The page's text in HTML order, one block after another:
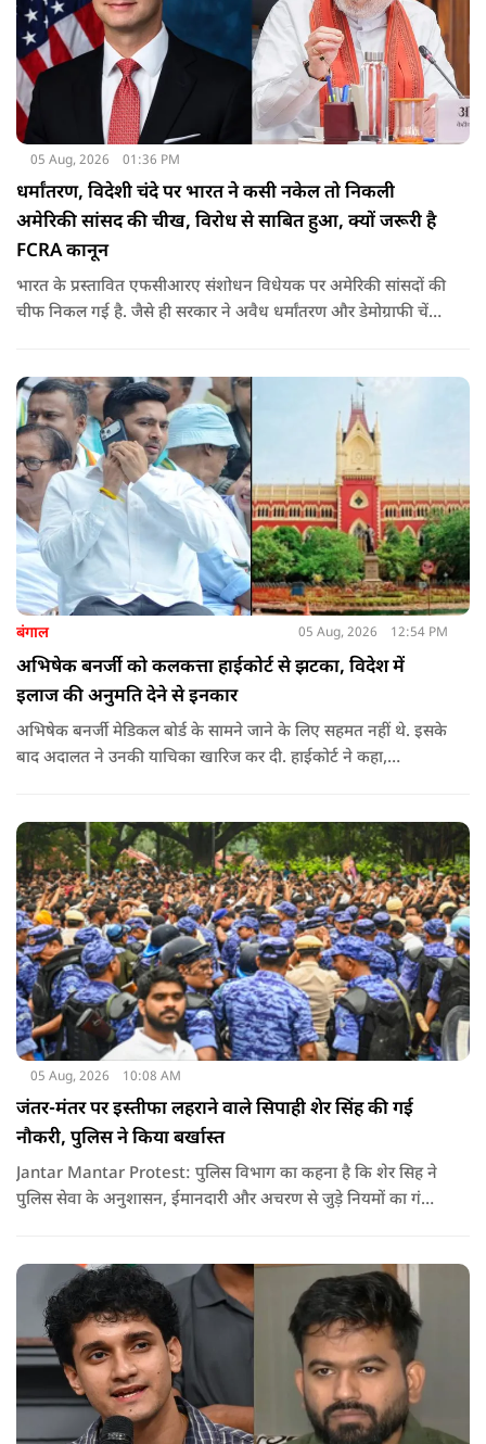
05 Aug, 2026 01:36 PM
धर्मांतरण, विदेशी चंदे पर भारत ने कसी नकेल तो निकली
अमेरिकी सांसद की चीख, विरोध से साबित हुआ, क्यों जरूरी है
FCRA कानून
भारत के प्रस्तावित एफसीआरए संशोधन विधेयक पर अमेरिकी सांसदों की
चीफ निकल गई है. जैसे ही सरकार ने अवैध धर्मांतरण और डेमोग्राफी चेंज
जरूरी है.
बंगाल 05 Aug, 2026 12:54 PM
अभिषेक बनर्जी को कलकत्ता हाईकोर्ट से झटका, विदेश में
इलाज की अनुमति देने से इनकार
अभिषेक बनर्जी मेडिकल बोर्ड के सामने जाने के लिए सहमत नहीं थे. इसके
बाद अदालत ने उनकी याचिका खारिज कर दी. हाईकोर्ट ने कहा,
​​है कि याचिका दायर करके उठाए गए मुद्दे को और अधिक समय तक लंबित
नहीं रखा जाना चाहिए. इसलिए, मौजूदा याचिका खारिज की जाती है."
05 Aug, 2026 10:08 AM
जंतर-मंतर पर इस्तीफा लहराने वाले सिपाही शेर सिंह की गई
नौकरी, पुलिस ने किया बर्खास्त
Jantar Mantar Protest: पुलिस विभाग का कहना है कि शेर सिह ने
पुलिस सेवा के अनुशासन, ईमानदारी और अचरण से जुड़े नियमों का गंभीर
अनुशासनहीनता किसी भी हाल में स्वीकार नहीं की जा सकती.